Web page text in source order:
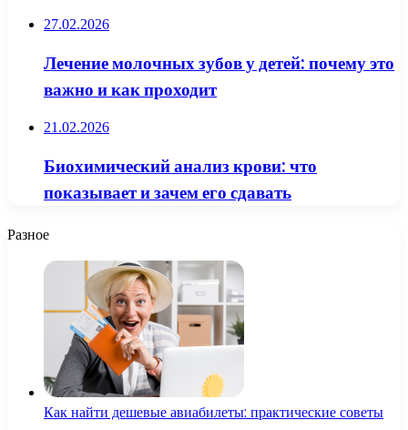
27.02.2026
Лечение молочных зубов у детей: почему это
важно и как проходит
21.02.2026
Биохимический анализ крови: что
показывает и зачем его сдавать
Разное
Как найти дешевые авиабилеты: практические советы